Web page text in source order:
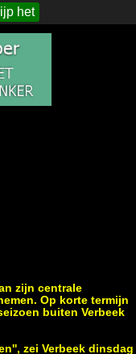
het
zijn centrale
Op korte termijn
buiten Verbeek
zei Verbeek dinsdag